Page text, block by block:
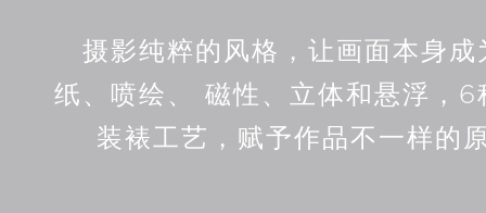
摄影纯粹的风格，让画面本身
纸、喷绘、 磁性、立体和悬浮，
装裱工艺，赋予作品不一样的